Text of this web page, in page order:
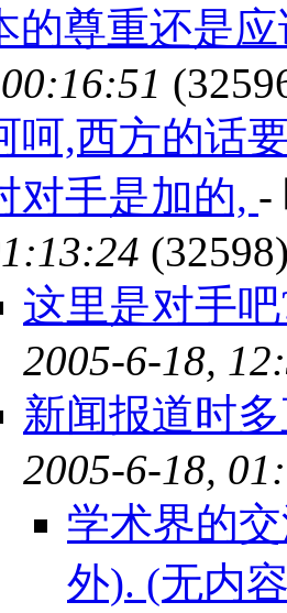
的尊重还是
呵,西方的话
对手是加的, -
这里是对手
2005-6-18,
新闻报道时
2005-6-18,
学术界的
外). (无内